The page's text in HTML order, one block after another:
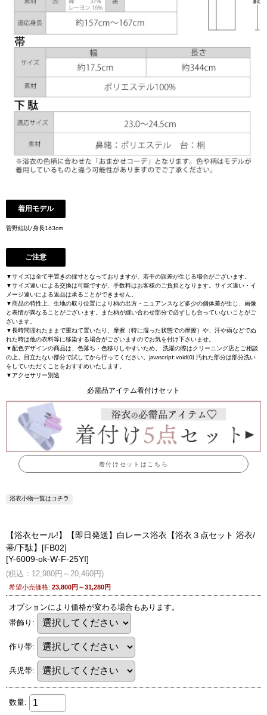
着用モデル
菅野結以/身長163cm
ご注意
▼サイズは全て平置きの採寸となっておりますが、若干の誤差が生じる場合がございます。
▼サイズ違いによる交換は可能ですが、手数料はお客様のご負担となります。サイズ違い・イ
メージ違いによる返品は承ることができません。
▼商品の特性上、生地の取り位置により柄の出方・ニュアンスなど多少の個体差が生じ、画像
と表情が異なることがございます。また柄が縫い合わせ部分で必ずしも合っていないことがご
ざいます。
▼長時間濡れたままで重ねて置いたり、摩擦（特に湿った状態での摩擦）や、汗や雨などでぬ
れた時は他の衣料等に移染する場合がございますのでお気を付け下さいませ。
▼配色デザインの商品は、色落ち・色移りしやすいため、 洗濯の際はクリーニング店とご相談
の上、目立たない部分で試してから行ってください。javascript:void(0) 汚れた部分は部分洗い
をしていただくことをおすすめいたします。
▼アクセサリー別途
必需品アイテム着付けセット
着付けセットはこちら
浴衣小物一覧はコチラ